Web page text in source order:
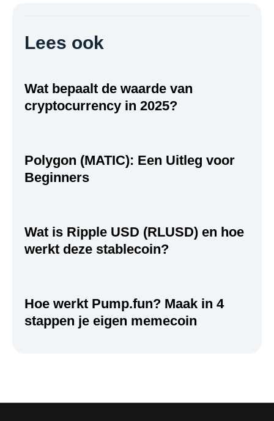
Lees ook
Wat bepaalt de waarde van
cryptocurrency in 2025?
Polygon (MATIC): Een Uitleg voor
Beginners
Wat is Ripple USD (RLUSD) en hoe
werkt deze stablecoin?
Hoe werkt Pump.fun? Maak in 4
stappen je eigen memecoin